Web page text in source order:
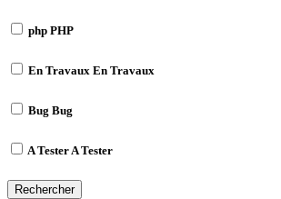
php PHP
En Travaux En Travaux
Bug Bug
A TesterA Tester
Rechercher